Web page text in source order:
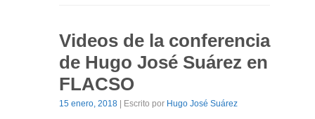
Videos de la conferencia
de Hugo José Suárez en
FLACSO
15 enero, 2018 | Escrito por Hugo José Suárez